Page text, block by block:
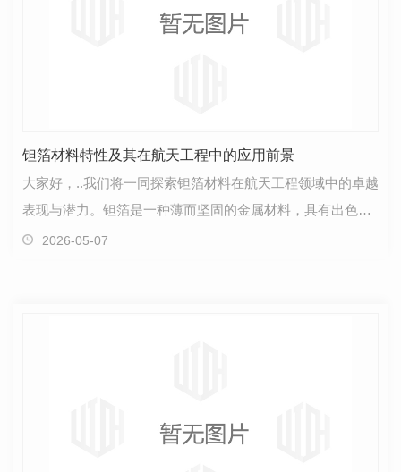
钽箔材料特性及其在航天工程中的应用前景
大家好，..我们将一同探索钽箔材料在航天工程领域中的卓越
表现与潜力。钽箔是一种薄而坚固的金属材料，具有出色的
耐腐蚀性和高温性能。这些特性使得它成为航天工程…
2026-05-07